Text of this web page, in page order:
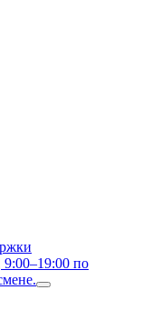
9:00–19:00 по